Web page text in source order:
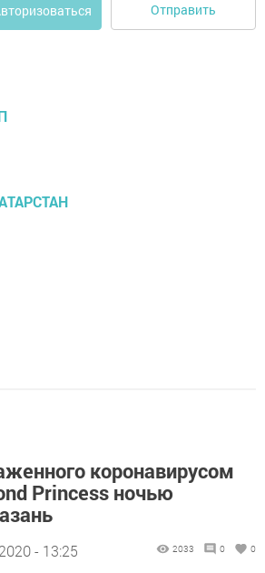
Отправить
коронавирусом
Princess ночью
- 13:25 2033 0 0